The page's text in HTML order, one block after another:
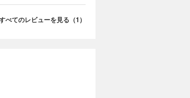
べてのレビューを見る（1）